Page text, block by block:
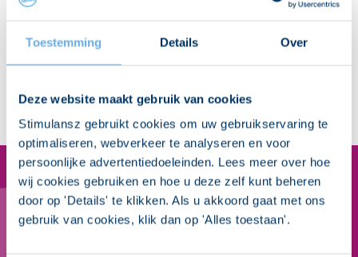
Toestemming Details Over
Deze website maakt gebruik van cookies
Stimulansz gebruikt cookies om uw gebruikservaring te
optimaliseren, webverkeer te analyseren en voor
persoonlijke advertentiedoeleinden. Lees meer over hoe
wij cookies gebruiken en hoe u deze zelf kunt beheren
door op 'Details' te klikken. Als u akkoord gaat met ons
gebruik van cookies, klik dan op 'Alles toestaan'.
Anitra Vink helpt je graag
info@stimulansz.nl
Nieuwsbrief Sociaal Domein